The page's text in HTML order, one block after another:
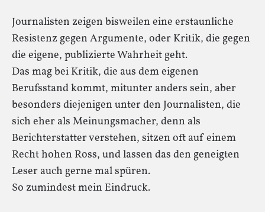
Journalisten zeigen bisweilen eine erstaunliche
Resistenz gegen Argumente, oder Kritik, die gegen
die eigene, publizierte Wahrheit geht.
Das mag bei Kritik, die aus dem eigenen
Berufsstand kommt, mitunter anders sein, aber
besonders diejenigen unter den Journalisten, die
sich eher als Meinungsmacher, denn als
Berichterstatter verstehen, sitzen oft auf einem
Recht hohen Ross, und lassen das den geneigten
Leser auch gerne mal spüren.
So zumindest mein Eindruck.